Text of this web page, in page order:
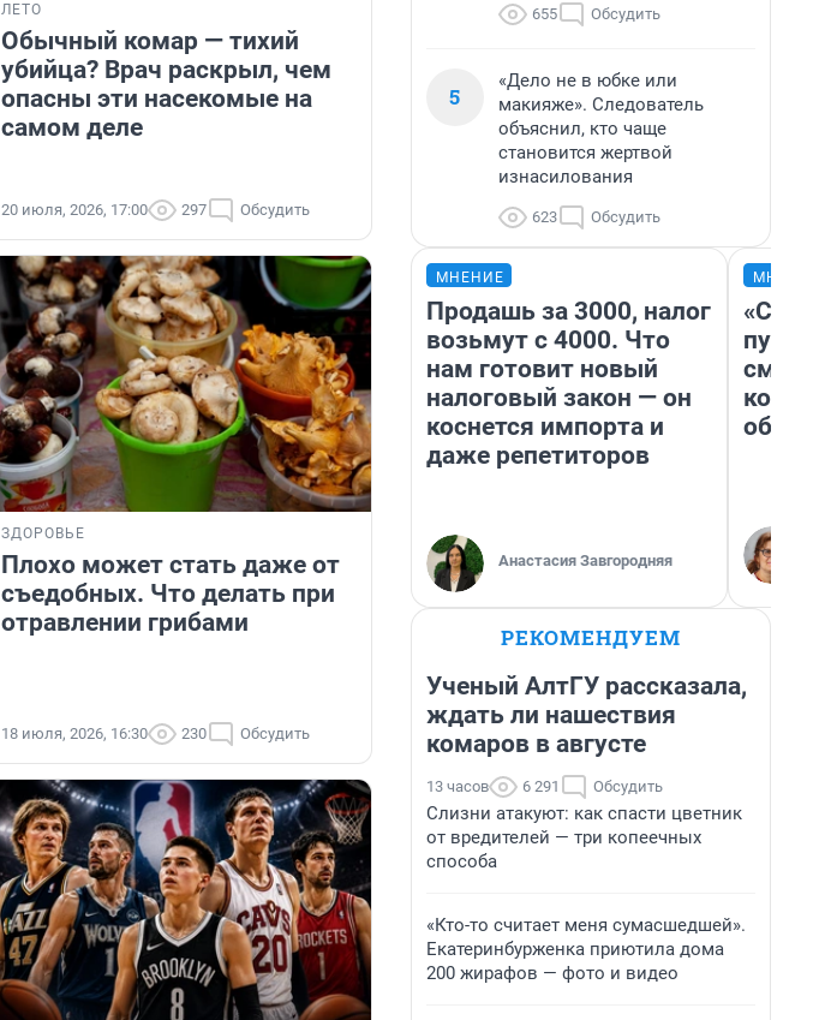
ЛЕТО
Обычный комар — тихий
убийца? Врач раскрыл, чем
опасны эти насекомые на
самом деле
20 июля, 2026, 17:00 297 Обсудить
ЗДОРОВЬЕ
Плохо может стать даже от
съедобных. Что делать при
отравлении грибами
18 июля, 2026, 16:30 230 Обсудить
655 Обсудить
5
«Дело не в юбке или
макияже». Следователь
объяснил, кто чаще
становится жертвой
изнасилования
623 Обсудить
МНЕНИЕ
Продашь за 3000, налог
возьмут с 4000. Что
нам готовит новый
налоговый закон — он
коснется импорта и
даже репетиторов
Анастасия Завгородняя
РЕКОМЕНДУЕМ
Ученый АлтГУ рассказала,
ждать ли нашествия
комаров в августе
13 часов 6 291 Обсудить
Слизни атакуют: как спасти цветник
от вредителей — три копеечных
способа
«Кто-то считает меня сумасшедшей».
Екатеринбурженка приютила дома
200 жирафов — фото и видео